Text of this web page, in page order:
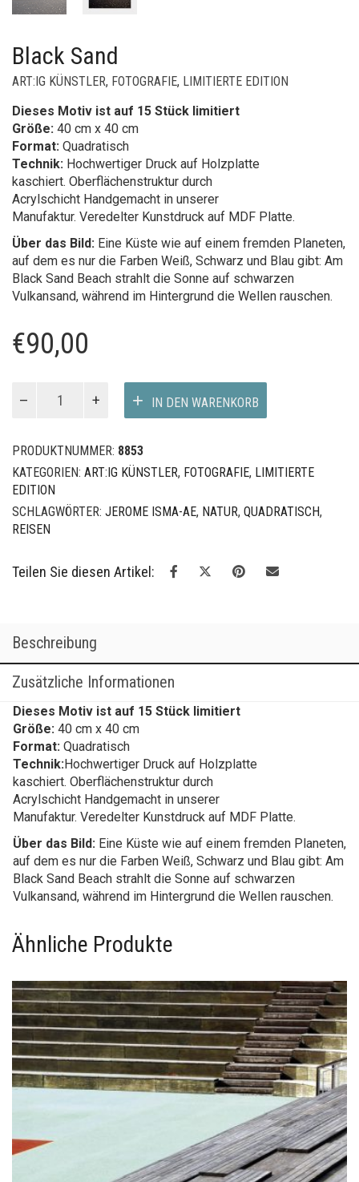
Black Sand
ART:IG KÜNSTLER, FOTOGRAFIE, LIMITIERTE EDITION
Dieses Motiv ist auf 15 Stück limitiert
Größe: 40 cm x 40 cm
Format: Quadratisch
Technik: Hochwertiger Druck auf Holzplatte
kaschiert. Oberflächenstruktur durch
Acrylschicht Handgemacht in unserer
Manufaktur. Veredelter Kunstdruck auf MDF Platte.
Über das Bild: Eine Küste wie auf einem fremden Planeten,
auf dem es nur die Farben Weiß, Schwarz und Blau gibt: Am
Black Sand Beach strahlt die Sonne auf schwarzen
Vulkansand, während im Hintergrund die Wellen rauschen.
€90,00
IN DEN WARENKORB
PRODUKTNUMMER: 8853
KATEGORIEN: ART:IG KÜNSTLER, FOTOGRAFIE, LIMITIERTE
EDITION
SCHLAGWÖRTER: JEROME ISMA-AE, NATUR, QUADRATISCH,
REISEN
Teilen Sie diesen Artikel:
Beschreibung
Zusätzliche Informationen
Dieses Motiv ist auf 15 Stück limitiert
Größe: 40 cm x 40 cm
Format: Quadratisch
Technik:Hochwertiger Druck auf Holzplatte
kaschiert. Oberflächenstruktur durch
Acrylschicht Handgemacht in unserer
Manufaktur. Veredelter Kunstdruck auf MDF Platte.
Über das Bild: Eine Küste wie auf einem fremden Planeten,
auf dem es nur die Farben Weiß, Schwarz und Blau gibt: Am
Black Sand Beach strahlt die Sonne auf schwarzen
Vulkansand, während im Hintergrund die Wellen rauschen.
Ähnliche Produkte